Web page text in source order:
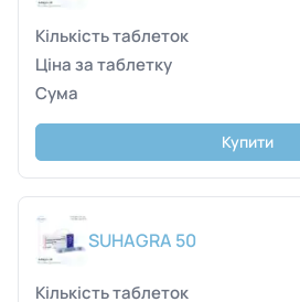
Купити
SUHAGRA 50